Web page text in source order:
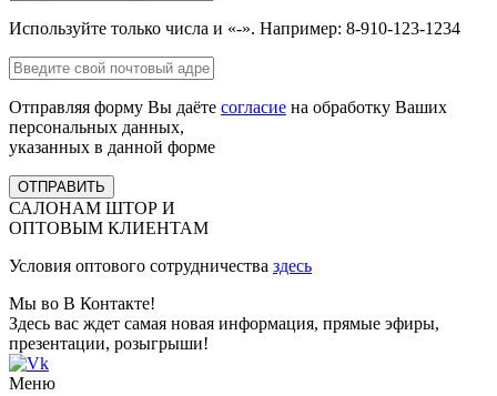
Используйте только числа и «-». Например: 8-910-123-1234
Отправляя форму Вы даёте согласие на обработку Ваших
персональных данных,
указанных в данной форме
ОТПРАВИТЬ
САЛОНАМ ШТОР И
ОПТОВЫМ КЛИЕНТАМ
Условия оптового сотрудничества здесь
Мы во В Контакте!
Здесь вас ждет самая новая информация, прямые эфиры,
презентации, розыгрыши!
Меню